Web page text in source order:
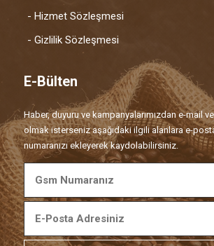
- Hizmet Sözleşmesi
- Gizlilik Sözleşmesi
E-Bülten
Haber, duyuru ve kampanyalarımızdan e-mail
olmak isterseniz aşağıdaki ilgili alanlara e-
numaranızı ekleyerek kaydolabilirsiniz.